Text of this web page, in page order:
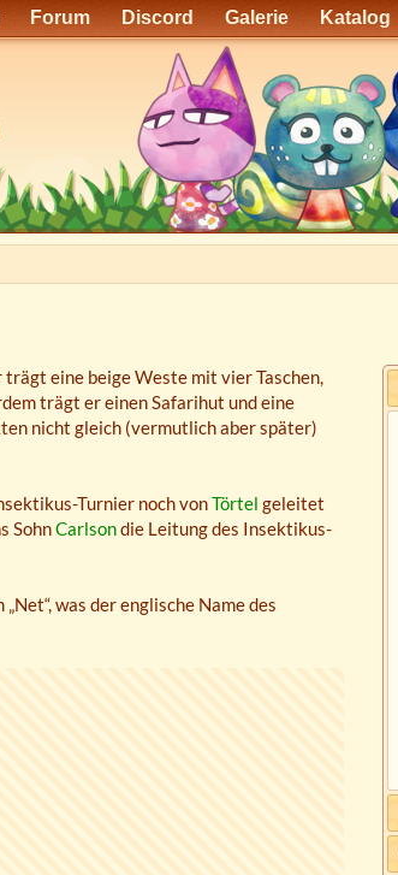
Forum Discord Galerie Katalog
eine beige Weste mit vier Taschen,
trägt er einen Safarihut und eine
nicht gleich (vermutlich aber später)
Turnier noch vonTörtel geleitet
SohnCarlsondie Leitung des Insektikus-
was der englische Name des